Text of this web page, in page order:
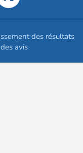
des résultats
avis